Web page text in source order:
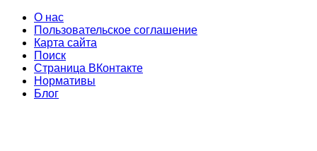
О нас
Пользовательское соглашение
Карта сайта
Поиск
Страница ВКонтакте
Нормативы
Блог